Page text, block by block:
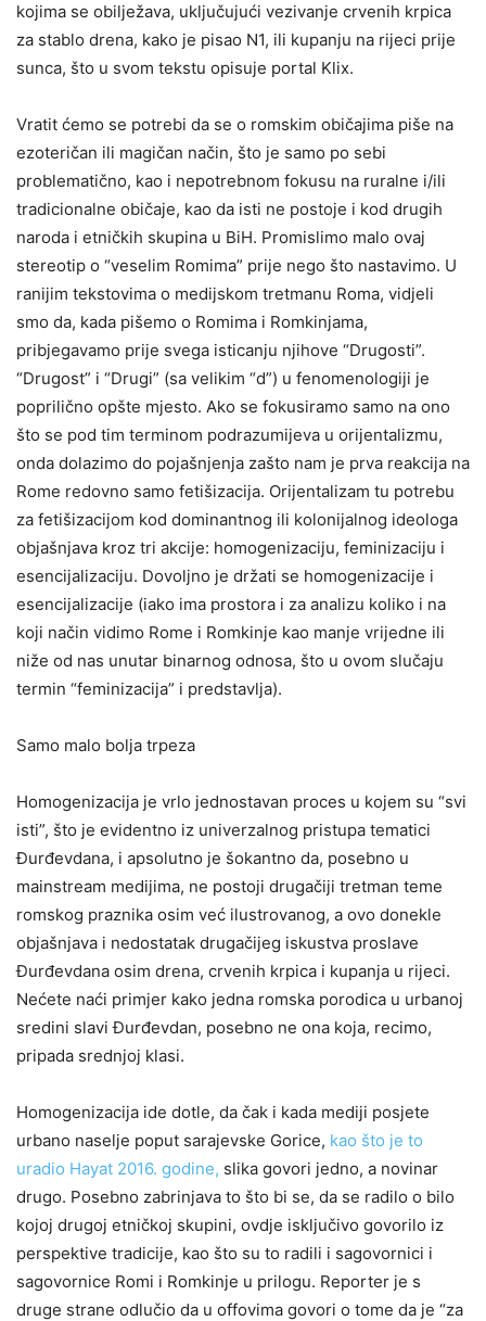
kojima se obilježava, uključujući vezivanje crvenih krpica
za stablo drena, kako je pisao N1, ili kupanju na rijeci prije
sunca, što u svom tekstu opisuje portal Klix.
Vratit ćemo se potrebi da se o romskim običajima piše na
ezoteričan ili magičan način, što je samo po sebi
problematično, kao i nepotrebnom fokusu na ruralne i/ili
tradicionalne običaje, kao da isti ne postoje i kod drugih
naroda i etničkih skupina u BiH. Promislimo malo ovaj
stereotip o “veselim Romima” prije nego što nastavimo. U
ranijim tekstovima o medijskom tretmanu Roma, vidjeli
smo da, kada pišemo o Romima i Romkinjama,
pribjegavamo prije svega isticanju njihove “Drugosti”.
“Drugost” i “Drugi” (sa velikim “d”) u fenomenologiji je
poprilično opšte mjesto. Ako se fokusiramo samo na ono
što se pod tim terminom podrazumijeva u orijentalizmu,
onda dolazimo do pojašnjenja zašto nam je prva reakcija na
Rome redovno samo fetišizacija. Orijentalizam tu potrebu
za fetišizacijom kod dominantnog ili kolonijalnog ideologa
objašnjava kroz tri akcije: homogenizaciju, feminizaciju i
esencijalizaciju. Dovoljno je držati se homogenizacije i
esencijalizacije (iako ima prostora i za analizu koliko i na
koji način vidimo Rome i Romkinje kao manje vrijedne ili
niže od nas unutar binarnog odnosa, što u ovom slučaju
termin “feminizacija” i predstavlja).
Samo malo bolja trpeza
Homogenizacija je vrlo jednostavan proces u kojem su “svi
isti”, što je evidentno iz univerzalnog pristupa tematici
Đurđevdana, i apsolutno je šokantno da, posebno u
mainstream medijima, ne postoji drugačiji tretman teme
romskog praznika osim već ilustrovanog, a ovo donekle
objašnjava i nedostatak drugačijeg iskustva proslave
Đurđevdana osim drena, crvenih krpica i kupanja u rijeci.
Nećete naći primjer kako jedna romska porodica u urbanoj
sredini slavi Đurđevdan, posebno ne ona koja, recimo,
pripada srednjoj klasi.
Homogenizacija ide dotle, da čak i kada mediji posjete
urbano naselje poput sarajevske Gorice, kao što je to
uradio Hayat 2016. godine, slika govori jedno, a novinar
drugo. Posebno zabrinjava to što bi se, da se radilo o bilo
kojoj drugoj etničkoj skupini, ovdje isključivo govorilo iz
perspektive tradicije, kao što su to radili i sagovornici i
sagovornice Romi i Romkinje u prilogu. Reporter je s
druge strane odlučio da u offovima govori o tome da je “za